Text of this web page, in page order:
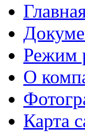
Режим
О
Карта